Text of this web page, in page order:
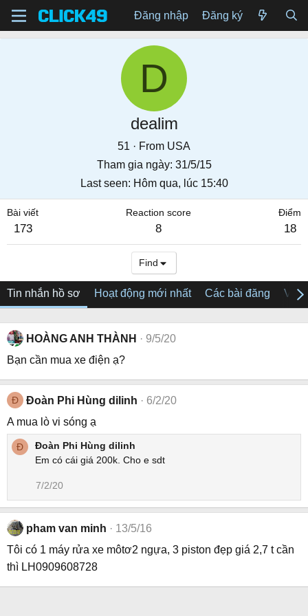
Đăng nhập Đăng ký
D
dealim
51 · From USA
Tham gia ngày 31/5/15
Last seen
Hôm qua, lúc 15:40
Bài viết
173
Reaction score
8
Điểm
18
Find
Tin nhắn hồ sơ Hoạt động mới nhất Các bài đăng Về
HOÀNG ANH THÀNH
9/5/20
Bạn cần mua xe điện ạ?
Đ Đoàn Phi Hùng dilinh
6/2/20
A mua lò vi sóng ạ
Đ
Đoàn Phi Hùng dilinh
Em có cái giá 200k. Cho e sdt
7/2/20
pham van minh
13/5/16
Tôi có 1 máy rửa xe môtơ2 ngựa, 3 piston đẹp giá 2,7 t cần
thì LH0909608728